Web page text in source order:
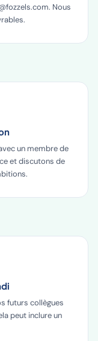
Nous
un membre de
et discutons de
futurs collègues
peut inclure un